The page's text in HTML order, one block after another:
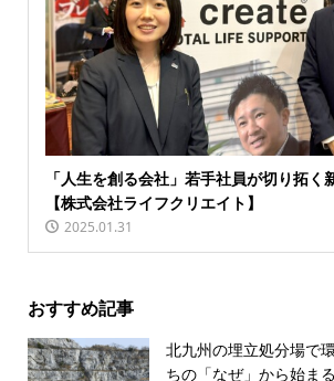
「人生を創る会社」若手社員が切り拓く
【株式会社ライフクリエイト】
2025.01.31
おすすめ記事
北九州の埋立処分場で
ちの「なぜ」から始ま